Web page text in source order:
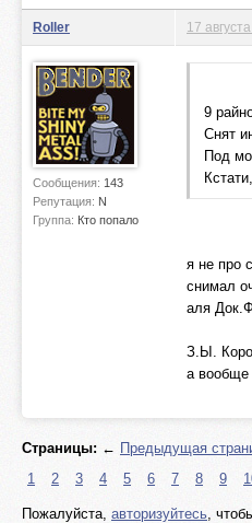
Roller
Сообщения: 143
Репутация: N
Группа: Кто попало
17
9
Снят
Под
я не про
снимал
аля
З.Ы.
а вообще
Страницы: ← Предыдущая
1
2 3 4 5 6 7 8 9
Пожалуйста, авторизуйтесь,